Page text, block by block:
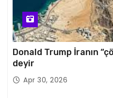
Donald Trump İranın
deyir
Apr 30, 2026